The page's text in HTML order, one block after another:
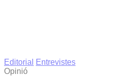
Editorial
Entrevistes
Opinió